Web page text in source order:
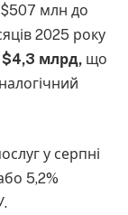
$507 млн до
2025 року
$4,3 млрд, що
у серпні
5,2%